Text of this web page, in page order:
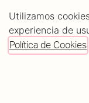
Utilizamos
experiencia de
Política de Cookies